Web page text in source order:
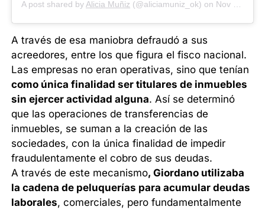
A post shared by Alicia Muñiz (@aliciamuniz_ok) on Nov 12, 2019 at 8:54am PST
A través de esa maniobra defraudó a sus
acreedores, entre los que figura el fisco nacional.
Las empresas no eran operativas, sino que tenían
como única finalidad ser titulares de inmuebles
sin ejercer actividad alguna. Así se determinó
que las operaciones de transferencias de
inmuebles, se suman a la creación de las
sociedades, con la única finalidad de impedir
fraudulentamente el cobro de sus deudas.
A través de este mecanismo, Giordano utilizaba
la cadena de peluquerías para acumular deudas
laborales, comerciales, pero fundamentalmente